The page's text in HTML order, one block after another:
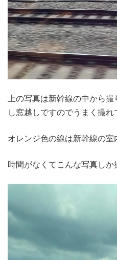
上の写真は新幹線の中から
し窓越しですのでうまく撮れ
オレンジ色の線は新幹線の室
時間がなくてこんな写真しか